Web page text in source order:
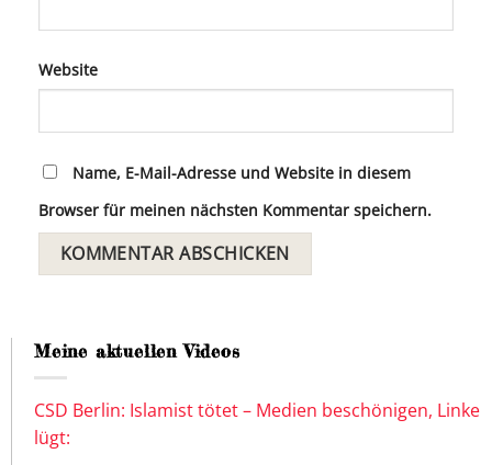
Website
Name, E-Mail-Adresse und Website in diesem
Browser für meinen nächsten Kommentar speichern.
Meine aktuellen Videos
CSD Berlin: Islamist tötet – Medien beschönigen, Linke
lügt: